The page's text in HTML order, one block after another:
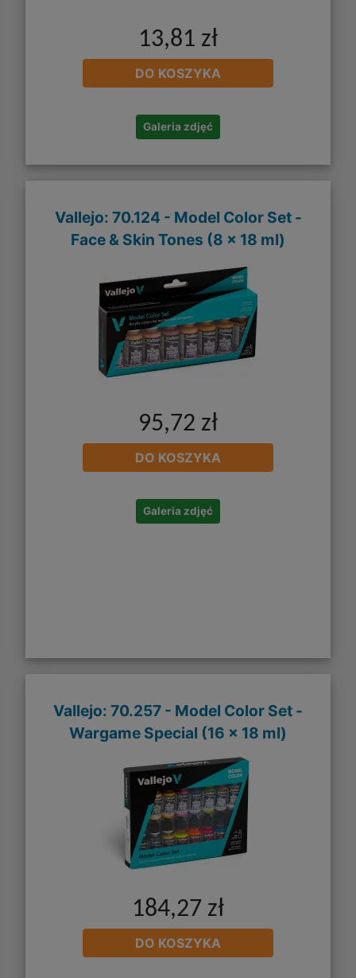
13,81 zł
DO KOSZYKA
Galeria zdjęć
Vallejo: 70.124 - Model Color Set -
Face & Skin Tones (8 x 18 ml)
95,72 zł
DO KOSZYKA
Galeria zdjęć
Vallejo: 70.257 - Model Color Set -
Wargame Special (16 x 18 ml)
184,27 zł
DO KOSZYKA